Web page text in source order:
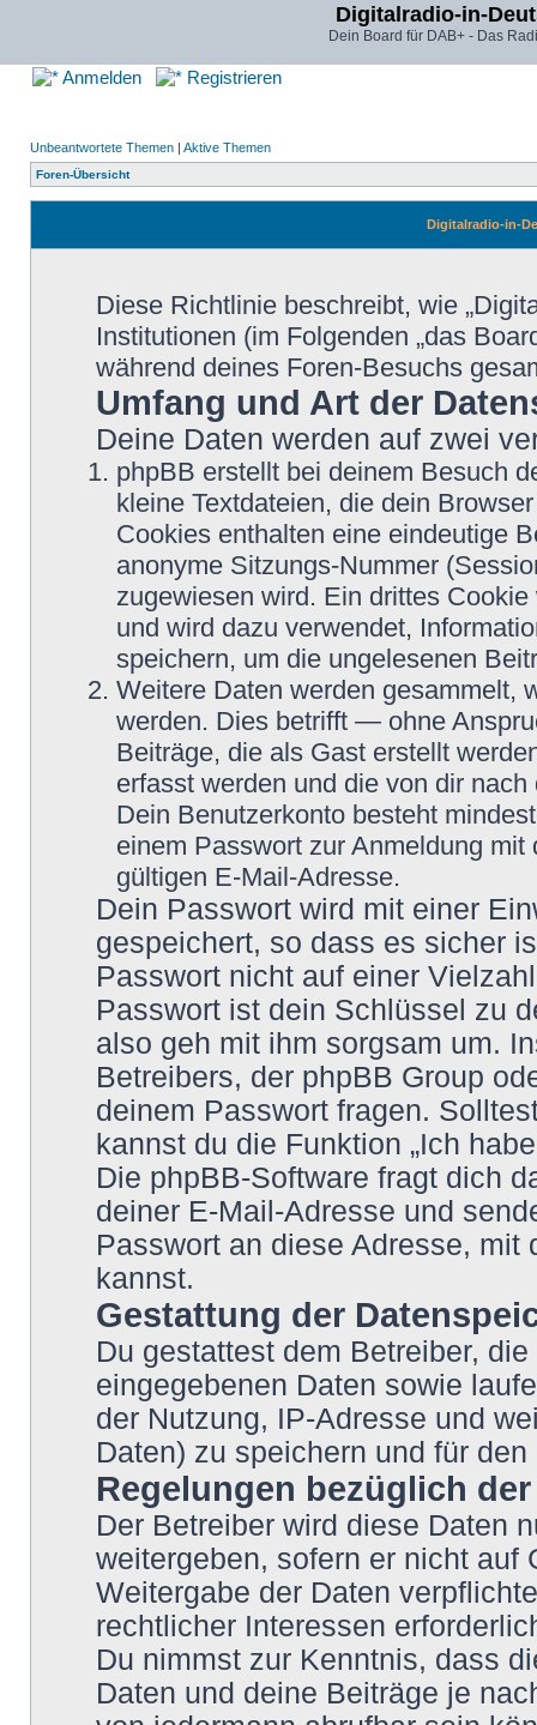
Digitalradio-in-
Dein Board für DAB+ - Das
Anmelden Registrieren
Unbeantwortete Themen | Aktive Themen
Foren-Übersicht
Digitalradio-in-
Diese Richtlinie beschreibt, wie
Institutionen (im Folgenden „das
während deines Foren-Besuchs
Umfang und Art der
Deine Daten werden auf zwei
phpBB erstellt bei deinem Besuch
kleine Textdateien, die dein
Cookies enthalten eine eindeutige
anonyme Sitzungs-Nummer
zugewiesen wird. Ein drittes
und wird dazu verwendet,
speichern, um die ungelesenen
Weitere Daten werden gesammelt,
werden. Dies betrifft — ohne
Beiträge, die als Gast erstellt
erfasst werden und die von dir
Dein Benutzerkonto besteht
einem Passwort zur Anmeldung
gültigen E-Mail-Adresse.
Dein Passwort wird mit einer
gespeichert, so dass es sicher
Passwort nicht auf einer
Passwort ist dein Schlüssel zu
also geh mit ihm sorgsam um.
Betreibers, der phpBB Group
deinem Passwort fragen.
kannst du die Funktion „Ich
Die phpBB-Software fragt dich
deiner E-Mail-Adresse und
Passwort an diese Adresse, mit
kannst.
Gestattung der
Du gestattest dem Betreiber,
eingegebenen Daten sowie
der Nutzung, IP-Adresse und
Daten) zu speichern und für
Regelungen bezüglich
Der Betreiber wird diese Daten
weitergeben, sofern er nicht auf
Weitergabe der Daten
rechtlicher Interessen
Du nimmst zur Kenntnis, dass
Daten und deine Beiträge je